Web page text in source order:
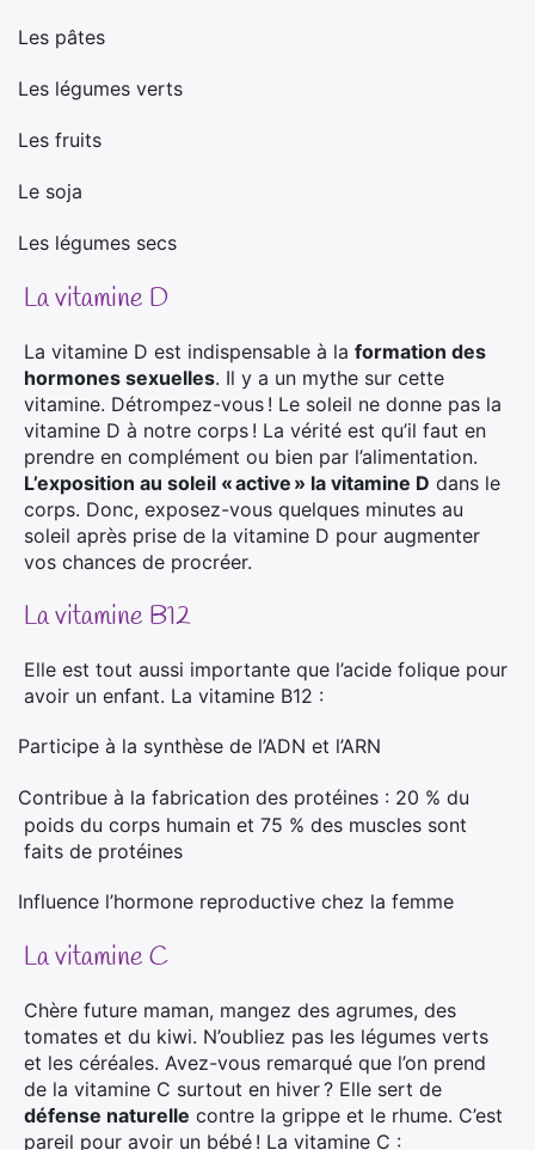
Les pâtes
Les légumes verts
Les fruits
Le soja
Les légumes secs
La vitamine D
La vitamine D est indispensable à la formation des
hormones sexuelles. Il y a un mythe sur cette
vitamine. Détrompez-vous ! Le soleil ne donne pas la
vitamine D à notre corps ! La vérité est qu’il faut en
prendre en complément ou bien par l’alimentation.
L’exposition au soleil « active » la vitamine D dans le
corps. Donc, exposez-vous quelques minutes au
soleil après prise de la vitamine D pour augmenter
vos chances de procréer.
La vitamine B12
Elle est tout aussi importante que l’acide folique pour
avoir un enfant. La vitamine B12 :
Participe à la synthèse de l’ADN et l’ARN
Contribue à la fabrication des protéines : 20 % du
poids du corps humain et 75 % des muscles sont
faits de protéines
Influence l’hormone reproductive chez la femme
La vitamine C
Chère future maman, mangez des agrumes, des
tomates et du kiwi. N’oubliez pas les légumes verts
et les céréales. Avez-vous remarqué que l’on prend
de la vitamine C surtout en hiver ? Elle sert de
défense naturelle contre la grippe et le rhume. C’est
pareil pour avoir un bébé ! La vitamine C :